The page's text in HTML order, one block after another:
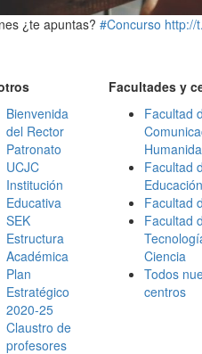
¿te apuntas? #Concurso http://
Bienvenida
del Rector
Patronato
UCJC
Institución
Educativa
SEK
Estructura
Académica
Plan
Estratégico
2020-25
Claustro de
profesores
Facultades y
Facultad
Facultad
Educación
Facultad
Facultad
Ciencia
Todos
centros